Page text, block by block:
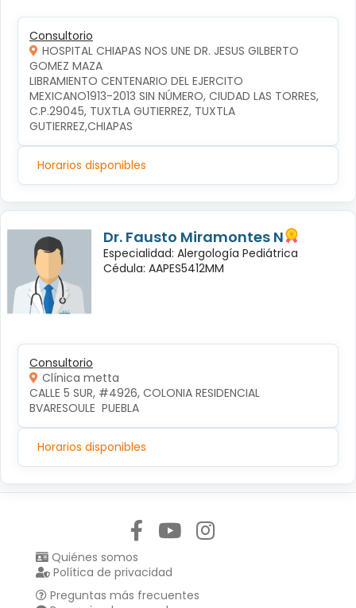
Consultorio
HOSPITAL CHIAPAS NOS UNE DR. JESUS GILBERTO
GOMEZ MAZA
LIBRAMIENTO CENTENARIO DEL EJERCITO
MEXICANO1913-2013 SIN NÚMERO, CIUDAD LAS TORRES,
C.P.29045, TUXTLA GUTIERREZ, TUXTLA
GUTIERREZ,CHIAPAS
Horarios disponibles
Dr. Fausto Miramontes N
Especialidad: Alergología Pediátrica
Cédula: AAPES5412MM
Consultorio
Clínica metta
CALLE 5 SUR, #4926, COLONIA RESIDENCIAL
BVARESOULE  PUEBLA
Horarios disponibles
Quiénes somos
Política de privacidad
Preguntas más frecuentes